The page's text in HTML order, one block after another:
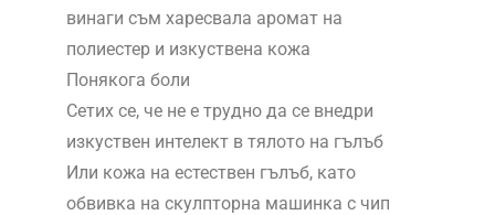
винаги съм харесвала аромат на
полиестер и изкуствена кожа
Понякога боли
Сетих се, че не е трудно да се внедри
изкуствен интелект в тялото на гълъб
Или кожа на естествен гълъб, като
обвивка на скулпторна машинка с чип